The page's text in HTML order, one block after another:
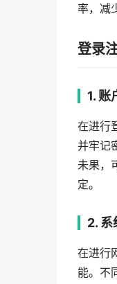
率，减
登录
1. 账
在进行
并牢记
未果，
定。
2. 系
在进行
能。不